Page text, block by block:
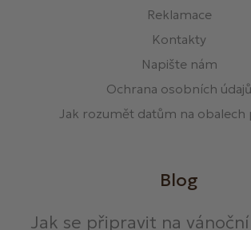
Reklamace
Kontakty
Napište nám
Ochrana osobních údajů
Jak rozumět datům na obalech
Blog
Jak se připravit na